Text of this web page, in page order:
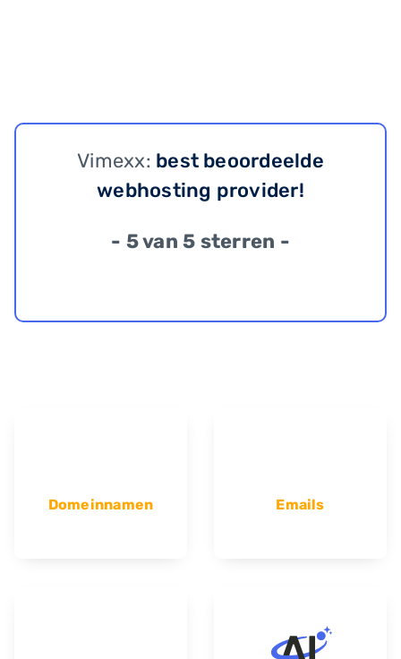
Vimexx: best beoordeelde
webhosting provider!
- 5 van 5 sterren -
Domeinnamen Emails